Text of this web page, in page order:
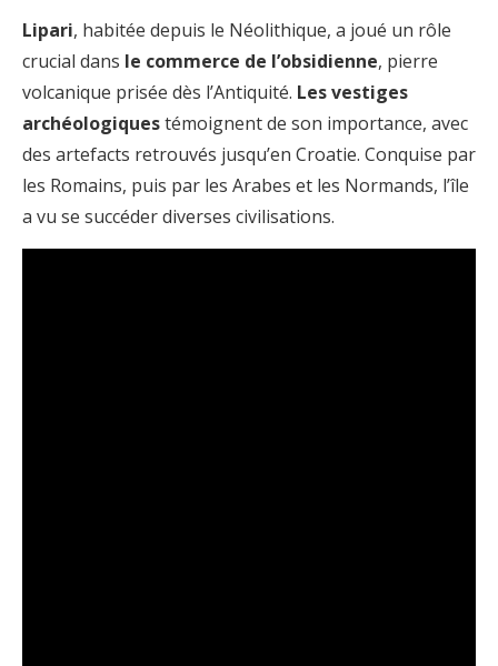
Lipari, habitée depuis le Néolithique, a joué un rôle
crucial dans le commerce de l’obsidienne, pierre
volcanique prisée dès l’Antiquité. Les vestiges
archéologiquestémoignent de son importance, avec
des artefacts retrouvés jusqu’en Croatie. Conquise par
les Romains, puis par les Arabes et les Normands, l’île
a vu se succéder diverses civilisations.